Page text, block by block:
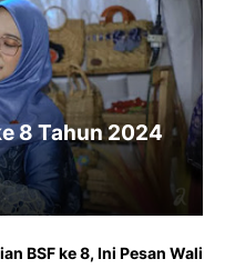
8 Tahun 2024
BSF ke 8, Ini Pesan Wali